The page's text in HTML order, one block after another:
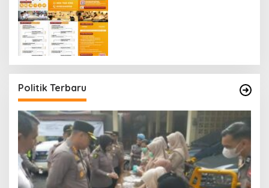
Politik Terbaru